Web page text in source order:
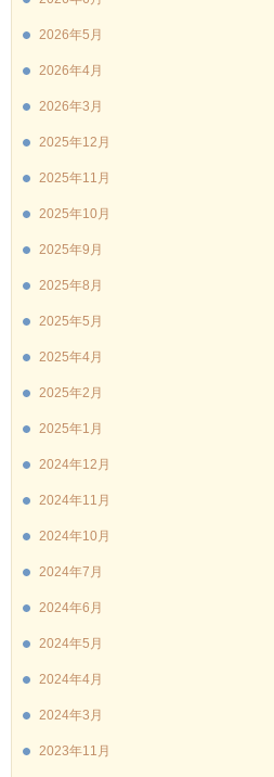
2026年5月
2026年4月
2026年3月
2025年12月
2025年11月
2025年10月
2025年9月
2025年8月
2025年5月
2025年4月
2025年2月
2025年1月
2024年12月
2024年11月
2024年10月
2024年7月
2024年6月
2024年5月
2024年4月
2024年3月
2023年11月